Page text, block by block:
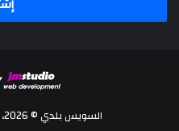
السويس بلدي © 2026، جميع الحقوق محفوظة